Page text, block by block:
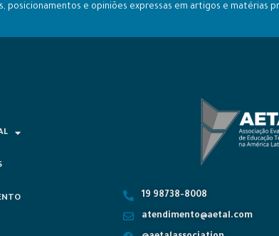
e opiniões expressas em artigos e matérias
19 98738-8008
atendimento@aetal.com